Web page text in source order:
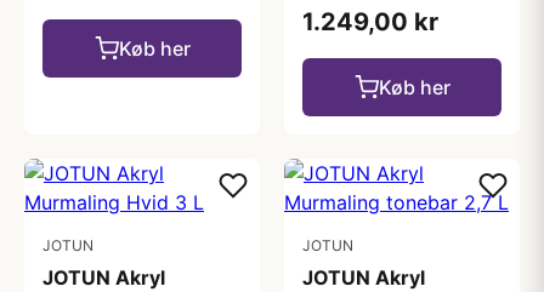
Køb her
1.249,00 kr
Køb her
JOTUN
JOTUN Akryl
JOTUN
JOTUN Akryl